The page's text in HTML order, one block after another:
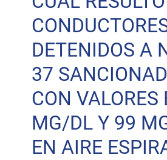
DETENIDOS A
37
CON VALORES
MG/DL Y 99
EN AIRE